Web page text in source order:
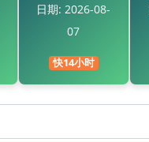
日期: 2026-08-
07
快14小时